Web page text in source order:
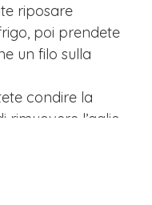
riposare
poi prendete
un filo sulla
condire la
l’aglio